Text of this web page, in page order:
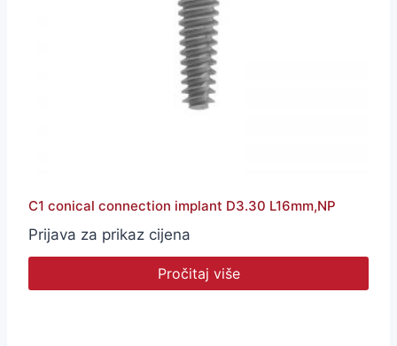
C1 conical connection implant D3.30 L16mm,NP
Prijava za prikaz cijena
Pročitaj više